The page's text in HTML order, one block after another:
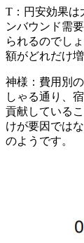
T： 円安効果は
ンバウンド需
られるのでし
額がどれだけ
神様： 費用別
しゃる通り、
貢献している
けが要因では
のようです。